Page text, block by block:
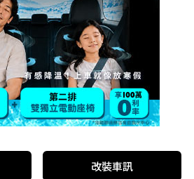
改裝車訊